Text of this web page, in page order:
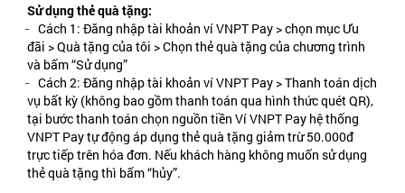
Sử dụng thẻ quà tặng:
̵ Cách 1: Đăng nhập tài khoản ví VNPT Pay > chọn mục Ưu
đãi > Quà tặng của tôi > Chọn thẻ quà tặng của chương trình
và bấm “Sử dụng”
̵ Cách 2: Đăng nhập tài khoản ví VNPT Pay > Thanh toán dịch
vụ bất kỳ (không bao gồm thanh toán qua hình thức quét QR),
tại bước thanh toán chọn nguồn tiền Ví VNPT Pay hệ thống
VNPT Pay tự động áp dụng thẻ quà tặng giảm trừ 50.000đ
trực tiếp trên hóa đơn. Nếu khách hàng không muốn sử dụng
thẻ quà tặng thì bấm “hủy”.